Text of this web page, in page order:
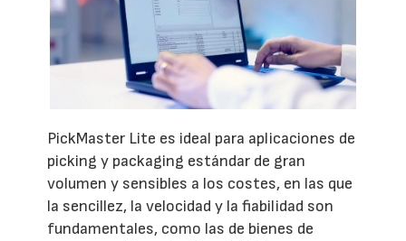
PickMaster Lite es ideal para aplicaciones de
picking y packaging estándar de gran
volumen y sensibles a los costes, en las que
la sencillez, la velocidad y la fiabilidad son
fundamentales, como las de bienes de